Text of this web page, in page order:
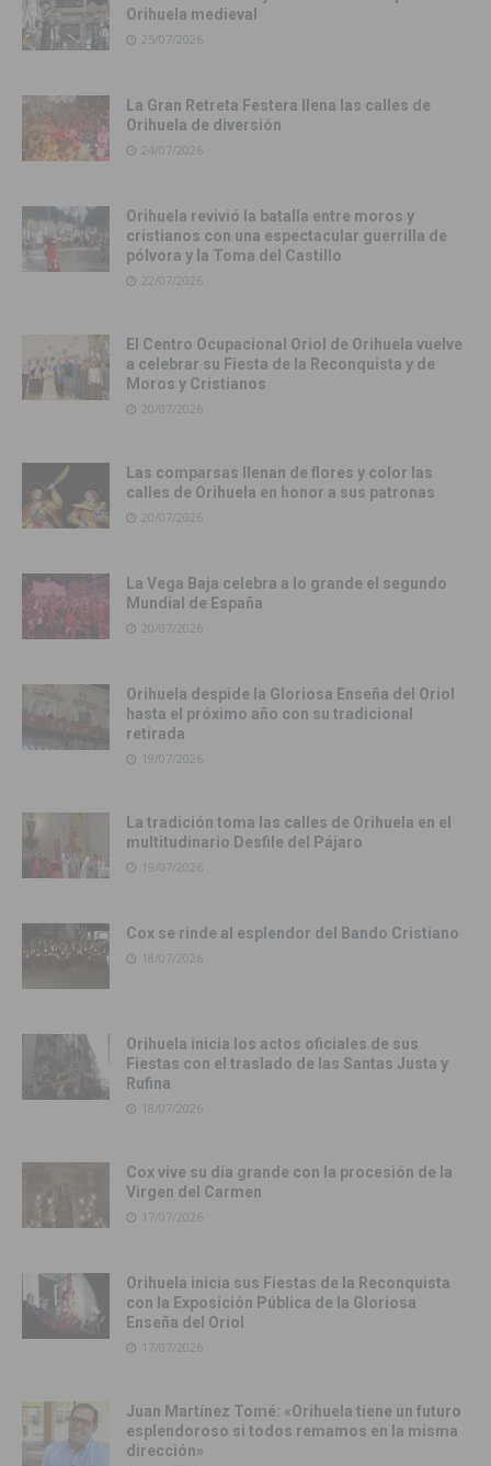
Orihuela medieval
25/07/2026
La Gran Retreta Festera llena las calles de
Orihuela de diversión
24/07/2026
Orihuela revivió la batalla entre moros y
cristianos con una espectacular guerrilla de
pólvora y la Toma del Castillo
22/07/2026
El Centro Ocupacional Oriol de Orihuela vuelve
a celebrar su Fiesta de la Reconquista y de
Moros y Cristianos
20/07/2026
Las comparsas llenan de flores y color las
calles de Orihuela en honor a sus patronas
20/07/2026
La Vega Baja celebra a lo grande el segundo
Mundial de España
20/07/2026
Orihuela despide la Gloriosa Enseña del Oriol
hasta el próximo año con su tradicional
retirada
19/07/2026
La tradición toma las calles de Orihuela en el
multitudinario Desfile del Pájaro
19/07/2026
Cox se rinde al esplendor del Bando Cristiano
18/07/2026
Orihuela inicia los actos oficiales de sus
Fiestas con el traslado de las Santas Justa y
Rufina
18/07/2026
Cox vive su día grande con la procesión de la
Virgen del Carmen
17/07/2026
Orihuela inicia sus Fiestas de la Reconquista
con la Exposición Pública de la Gloriosa
Enseña del Oriol
17/07/2026
Juan Martínez Tomé: «Orihuela tiene un futuro
esplendoroso si todos remamos en la misma
dirección»